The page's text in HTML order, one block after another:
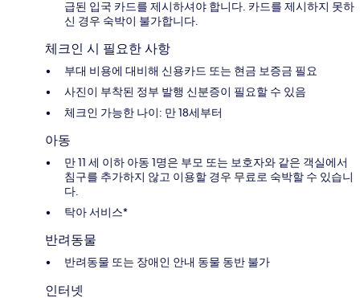
급된 입국 카드를 제시하셔야 합니다. 카드를 제시하지 못하
신 경우 숙박이 불가합니다.
체크인 시 필요한 사항
부대 비용에 대비해 신용카드 또는 현금 보증금 필요
사진이 부착된 정부 발행 신분증이 필요할 수 있음
체크인 가능한 나이: 만 18세부터
아동
만 11 세 이하 아동 1명은 부모 또는 보호자와 같은 객실에서
침구를 추가하지 않고 이용할 경우 무료로 숙박할 수 있습니
다.
탁아 서비스*
반려동물
반려동물 또는 장애인 안내 동물 동반 불가
인터넷